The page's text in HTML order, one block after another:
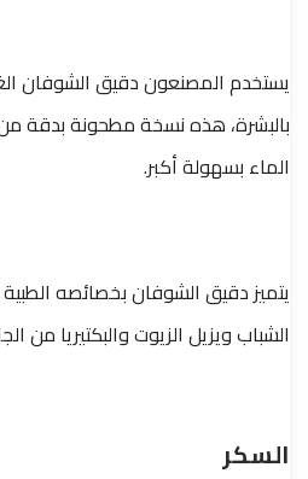
يستخدم المصنعون دقيق الشوفان
بالبشرة، هذه نسخة مطحونة بدقة
الماء بسهولة أكبر.
يتميز دقيق الشوفان بخصائصه
الشباب ويزيل الزيوت والبكتيريا من
السكر